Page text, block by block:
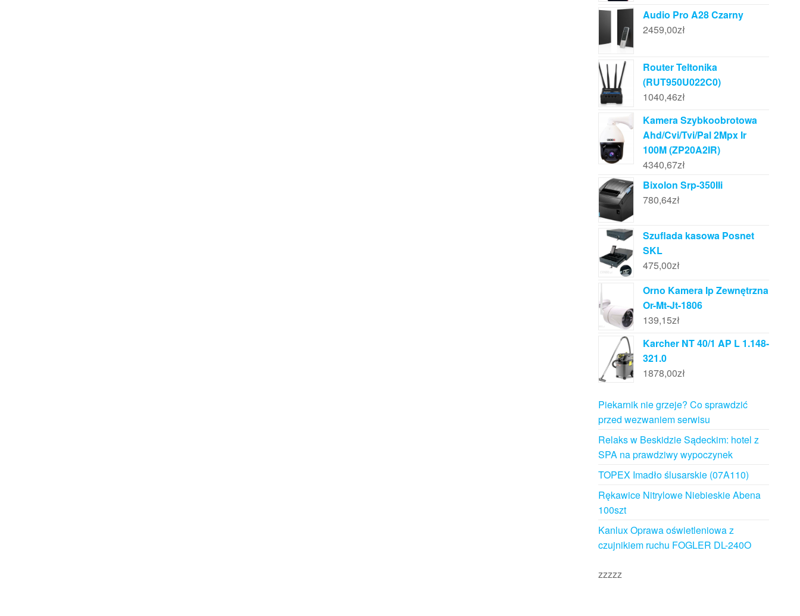
Audio Pro A28 Czarny
2459,00zł
Router Teltonika
(RUT950U022C0)
1040,46zł
Kamera Szybkoobrotowa
Ahd/Cvi/Tvi/Pal 2Mpx Ir
100M (ZP20A2IR)
4340,67zł
Bixolon Srp-350IIi
780,64zł
Szuflada kasowa Posnet
SKL
475,00zł
Orno Kamera Ip Zewnętrzna
Or-Mt-Jt-1806
139,15zł
Karcher NT 40/1 AP L 1.148-
321.0
1878,00zł
Piekarnik nie grzeje? Co sprawdzić
przed wezwaniem serwisu
Relaks w Beskidzie Sądeckim: hotel z
SPA na prawdziwy wypoczynek
TOPEX Imadło ślusarskie (07A110)
Rękawice Nitrylowe Niebieskie Abena
100szt
Kanlux Oprawa oświetleniowa z
czujnikiem ruchu FOGLER DL-240O
zzzzz